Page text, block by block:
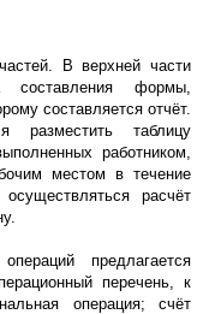
В верхней части
формы,
составляется отчёт.
разместить таблицу
работником,
местом в течение
расчёт
предлагается
перечень, к
операция; счёт